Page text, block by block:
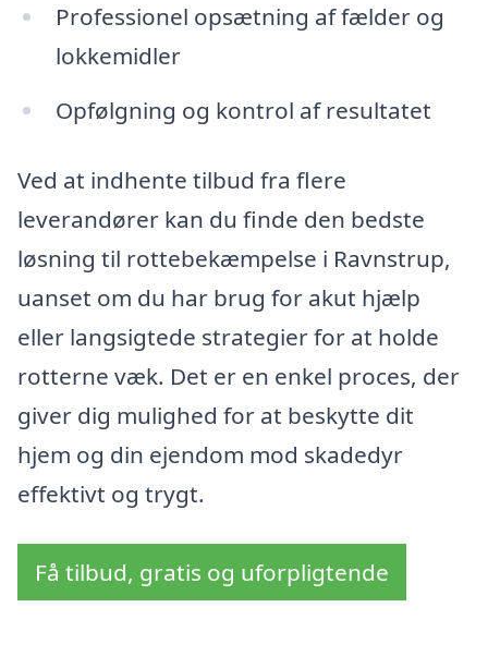
Professionel opsætning af fælder og
lokkemidler
Opfølgning og kontrol af resultatet
Ved at indhente tilbud fra flere
leverandører kan du finde den bedste
løsning til rottebekæmpelse i Ravnstrup,
uanset om du har brug for akut hjælp
eller langsigtede strategier for at holde
rotterne væk. Det er en enkel proces, der
giver dig mulighed for at beskytte dit
hjem og din ejendom mod skadedyr
effektivt og trygt.
Få tilbud, gratis og uforpligtende